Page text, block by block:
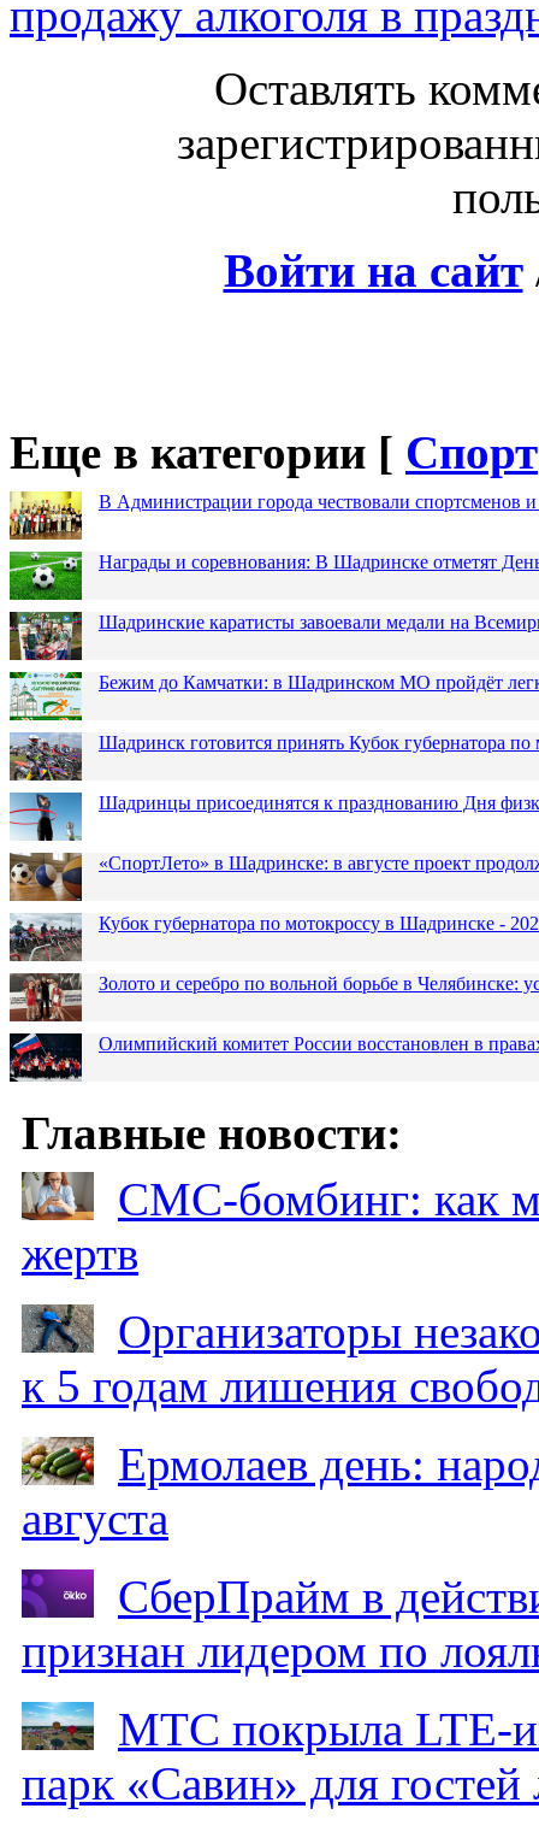
продажу алкоголя в
Оставлять
Войти на сайт
Еще в категории [ Спорт
В Администрации города чествовали спортсменов и
Награды и соревнования: В Шадринске отметят
Шадринские каратисты завоевали медали на
Бежим до Камчатки: в Шадринском МО пройдёт
Шадринск готовится принять Кубок губернатора по
Шадринцы присоединятся к празднованию Дня
«СпортЛето» в Шадринске: в августе проект
Кубок губернатора по мотокроссу в Шадринске -
Золото и серебро по вольной борьбе в Челябинске:
Олимпийский комитет России восстановлен в
Главные новости:
СМС-бомбинг: как
жертв
Организаторы
к 5 годам лишения
Ермолаев день:
августа
СберПрайм в
признан лидером по
МТС покрыла LTE-
парк «Савин» для гостей